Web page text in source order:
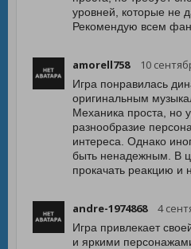
уровней, которые не
Рекомендую всем
amorell758 10
Игра понравилась
оригинальным
Механика проста, но
разнообразие
интереса. Однако
быть ненадежным. В
прокачать реакцию и
andre-1974868 4
Игра привлекает
и яркими